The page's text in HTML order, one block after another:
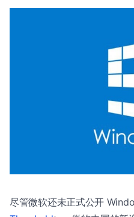
尽管微软还未正式公开